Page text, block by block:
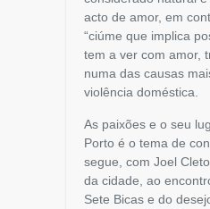
acto de amor, em
“ciúme que implica
tem a ver com amor,
numa das causas
violência doméstica.
As paixões e o seu
Porto é o tema de
segue, com Joel
da cidade, ao
Sete Bicas e do